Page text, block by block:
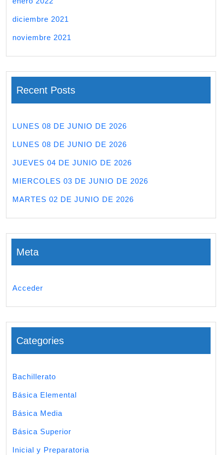
diciembre 2021
noviembre 2021
Recent Posts
LUNES 08 DE JUNIO DE 2026
LUNES 08 DE JUNIO DE 2026
JUEVES 04 DE JUNIO DE 2026
MIERCOLES 03 DE JUNIO DE 2026
MARTES 02 DE JUNIO DE 2026
Meta
Acceder
Categories
Bachillerato
Básica Elemental
Básica Media
Básica Superior
Inicial y Preparatoria